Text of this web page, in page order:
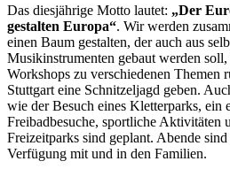
Das diesjährige Motto lautet: „Der
gestalten Europa“. Wir werden
einen Baum gestalten, der auch aus
Musikinstrumenten gebaut werden
Workshops zu verschiedenen Themen
Stuttgart eine Schnitzeljagd geben.
wie der Besuch eines Kletterparks, ein
Freibadbesuche, sportliche Aktivitäten
Freizeitparks sind geplant. Abende
Verfügung mit und in den Familien.